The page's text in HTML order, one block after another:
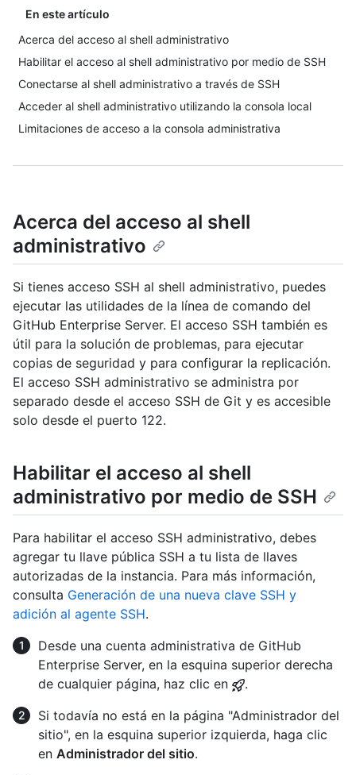
En este artículo
Acerca del acceso al shell administrativo
Habilitar el acceso al shell administrativo por medio de SSH
Conectarse al shell administrativo a través de SSH
Acceder al shell administrativo utilizando la consola local
Limitaciones de acceso a la consola administrativa
Acerca del acceso al shell
administrativo
Si tienes acceso SSH al shell administrativo, puedes
ejecutar las utilidades de la línea de comando del
GitHub Enterprise Server. El acceso SSH también es
útil para la solución de problemas, para ejecutar
copias de seguridad y para configurar la replicación.
El acceso SSH administrativo se administra por
separado desde el acceso SSH de Git y es accesible
solo desde el puerto 122.
Habilitar el acceso al shell
administrativo por medio de SSH
Para habilitar el acceso SSH administrativo, debes
agregar tu llave pública SSH a tu lista de llaves
autorizadas de la instancia. Para más información,
consulta Generación de una nueva clave SSH y
adición al agente SSH.
Desde una cuenta administrativa de GitHub
Enterprise Server, en la esquina superior derecha
de cualquier página, haz clic en
.
Si todavía no está en la página "Administrador del
sitio", en la esquina superior izquierda, haga clic
en Administrador del sitio.